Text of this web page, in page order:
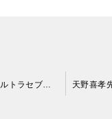
ウルトラマン／ウルトラセブンがジッポで蘇る！